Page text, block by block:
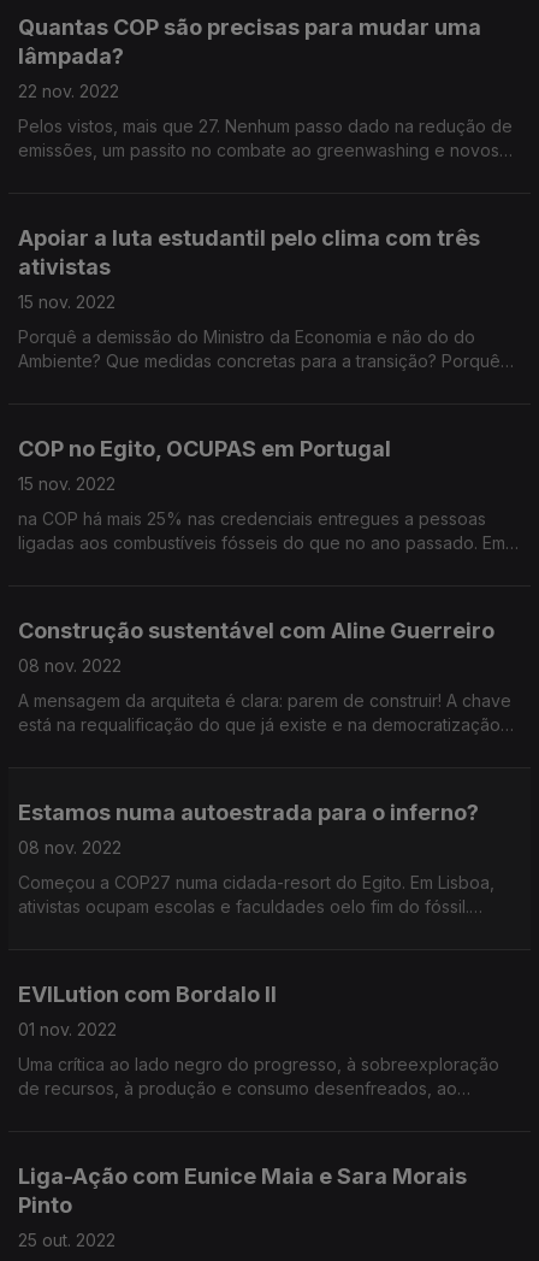
Quantas COP são precisas para mudar uma
lâmpada?
22 nov. 2022
Pelos vistos, mais que 27. Nenhum passo dado na redução de
emissões, um passito no combate ao greenwashing e novos
Apoiar a luta estudantil pelo clima com três
ativistas
15 nov. 2022
Porquê a demissão do Ministro da Economia e não do do
Ambiente? Que medidas concretas para a transição? Porquê
COP no Egito, OCUPAS em Portugal
15 nov. 2022
na COP há mais 25% nas credenciais entregues a pessoas
ligadas aos combustíveis fósseis do que no ano passado. Em
Construção sustentável com Aline Guerreiro
08 nov. 2022
A mensagem da arquiteta é clara: parem de construir! A chave
está na requalificação do que já existe e na democratização
Estamos numa autoestrada para o inferno?
08 nov. 2022
Começou a COP27 numa cidada-resort do Egito. Em Lisboa,
ativistas ocupam escolas e faculdades oelo fim do fóssil.
EVILution com Bordalo II
01 nov. 2022
Uma crítica ao lado negro do progresso, à sobreexploração
de recursos, à produção e consumo desenfreados, ao
Liga-Ação com Eunice Maia e Sara Morais
Pinto
25 out. 2022